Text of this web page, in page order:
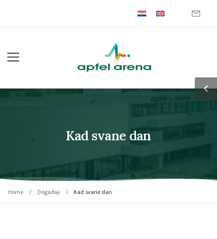
Kad svane dan
Home Događaji Kad svane dan